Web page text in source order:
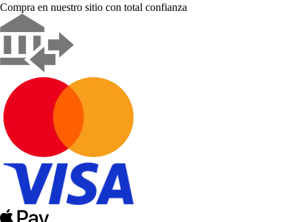
Compra en nuestro sitio con total confianza